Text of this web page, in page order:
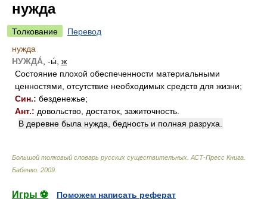
нужда
Толкование
Перевод
нужда
НУЖДА́ , -ы́, ж
Состояние плохой обеспеченности материальными
ценностями, отсутствие необходимых средств для жизни;
Син.: безденежье;
Ант.: довольство, достаток, зажиточность.
В деревне была нужда, бедность и полная разруха.
Большой толковый словарь русских существительных. АСТ-Пресс Книга
Бабенко 2009
Игры ⚽
Поможем написать реферат